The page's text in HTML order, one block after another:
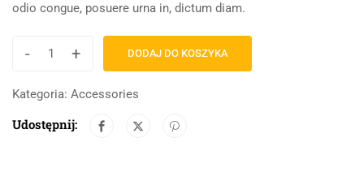
odio congue, posuere urna in, dictum diam.
- + DODAJ DO KOSZYKA
Kategoria: Accessories
Udostępnij: